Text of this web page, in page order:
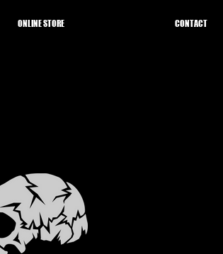
ONLINE STORE CONTACT